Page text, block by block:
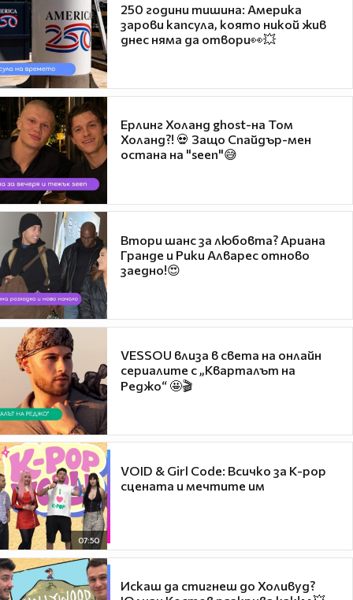
250 години тишина: Америка
зарови капсула, която никой жив
днес няма да отвори👀💥
Ерлинг Холанд ghost-на Том
Холанд?! 💀 Защо Спайдър-мен
остана на "seen"😅
Втори шанс за любовта? Ариана
Гранде и Рики Алварес отново
заедно!😍
VESSOU влиза в света на онлайн
сериалите с „Кварталът на
Реджо“ 🤩🎬
07:50
VOID & Girl Code: Всичко за K-pop
сцената и мечтите им
Искаш да стигнеш до Холивуд?